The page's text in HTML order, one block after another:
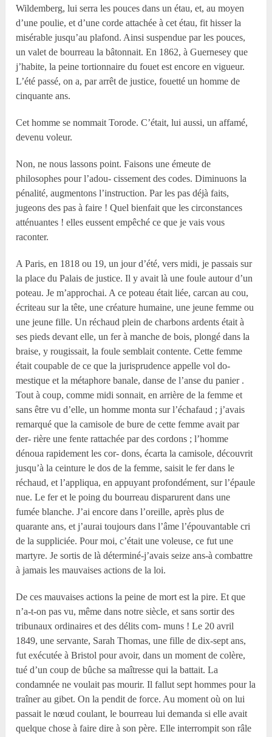
Wildemberg, lui serra les pouces dans un étau, et, au moyen
d’une poulie, et d’une corde attachée à cet étau, fit hisser la
misérable jusqu’au plafond. Ainsi suspendue par les pouces,
un valet de bourreau la bâtonnait. En 1862, à Guernesey que
j’habite, la peine tortionnaire du fouet est encore en vigueur.
L’été passé, on a, par arrêt de justice, fouetté un homme de
cinquante ans.
Cet homme se nommait Torode. C’était, lui aussi, un affamé,
devenu voleur.
Non, ne nous lassons point. Faisons une émeute de
philosophes pour l’adou- cissement des codes. Diminuons la
pénalité, augmentons l’instruction. Par les pas déjà faits,
jugeons des pas à faire ! Quel bienfait que les circonstances
atténuantes ! elles eussent empêché ce que je vais vous
raconter.
A Paris, en 1818 ou 19, un jour d’été, vers midi, je passais sur
la place du Palais de justice. Il y avait là une foule autour d’un
poteau. Je m’approchai. A ce poteau était liée, carcan au cou,
écriteau sur la tête, une créature humaine, une jeune femme ou
une jeune fille. Un réchaud plein de charbons ardents était à
ses pieds devant elle, un fer à manche de bois, plongé dans la
braise, y rougissait, la foule semblait contente. Cette femme
était coupable de ce que la jurisprudence appelle vol do-
mestique et la métaphore banale, danse de l’anse du panier .
Tout à coup, comme midi sonnait, en arrière de la femme et
sans être vu d’elle, un homme monta sur l’échafaud ; j’avais
remarqué que la camisole de bure de cette femme avait par
der- rière une fente rattachée par des cordons ; l’homme
dénoua rapidement les cor- dons, écarta la camisole, découvrit
jusqu’à la ceinture le dos de la femme, saisit le fer dans le
réchaud, et l’appliqua, en appuyant profondément, sur l’épaule
nue. Le fer et le poing du bourreau disparurent dans une
fumée blanche. J’ai encore dans l’oreille, après plus de
quarante ans, et j’aurai toujours dans l’âme l’épouvantable cri
de la suppliciée. Pour moi, c’était une voleuse, ce fut une
martyre. Je sortis de là déterminé-j’avais seize ans-à combattre
à jamais les mauvaises actions de la loi.
De ces mauvaises actions la peine de mort est la pire. Et que
n’a-t-on pas vu, même dans notre siècle, et sans sortir des
tribunaux ordinaires et des délits com- muns ! Le 20 avril
1849, une servante, Sarah Thomas, une fille de dix-sept ans,
fut exécutée à Bristol pour avoir, dans un moment de colère,
tué d’un coup de bûche sa maîtresse qui la battait. La
condamnée ne voulait pas mourir. Il fallut sept hommes pour la
traîner au gibet. On la pendit de force. Au moment où on lui
passait le nœud coulant, le bourreau lui demanda si elle avait
quelque chose à faire dire à son père. Elle interrompit son râle